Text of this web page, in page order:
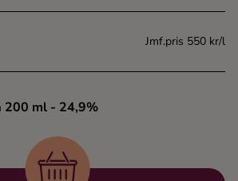
Jmf.pris 550 kr/l
200 ml - 24,9%